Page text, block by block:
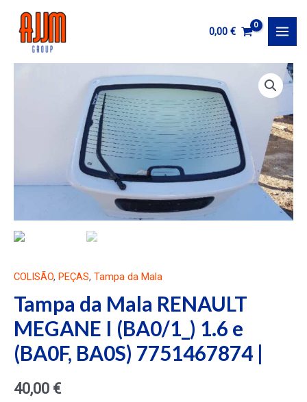
contenido
0,00 €
COLISÃO, PEÇAS, Tampa da Mala
Tampa da Mala RENAULT
MEGANE I (BA0/1_) 1.6 e
(BA0F, BA0S) 7751467874 |
40,00 €